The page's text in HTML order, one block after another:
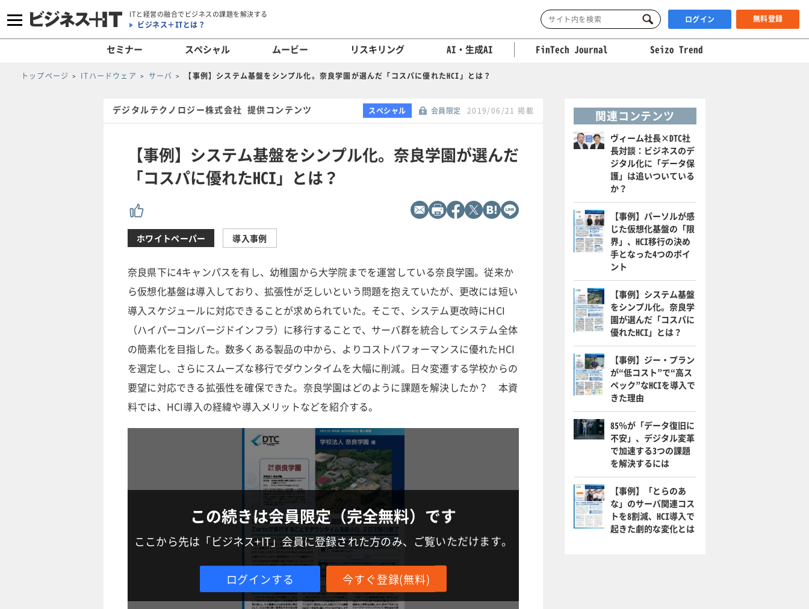
ITと経営の融合でビジネスの課題を解決する
ビジネス＋ITとは？ ログイン 無料登録
セミナー スペシャル ムービー リスキリング AI・生成AI FinTech Journal Seizo Trend
トップページ ITハードウェア サーバ 【事例】システム基盤をシンプル化。奈良学園が選んだ「コスパに優れたHCI」とは？
デジタルテクノロジー株式会社 提供コンテンツ スペシャル 会員限定 2019/06/21 掲載
【事例】システム基盤をシンプル化。奈良学園が選んだ
「コスパに優れたHCI」とは？
ホワイトペーパー 導入事例
奈良県下に4キャンパスを有し、幼稚園から大学院までを運営している奈良学園。従来か
ら仮想化基盤は導入しており、拡張性が乏しいという問題を抱えていたが、更改には短い
導入スケジュールに対応できることが求められていた。そこで、システム更改時にHCI
（ハイパーコンバージドインフラ）に移行することで、サーバ群を統合してシステム全体
の簡素化を目指した。数多くある製品の中から、よりコストパフォーマンスに優れたHCI
を選定し、さらにスムーズな移行でダウンタイムを大幅に削減。日々変遷する学校からの
要望に対応できる拡張性を確保できた。奈良学園はどのように課題を解決したか？ 本資
料では、HCI導入の経緯や導入メリットなどを紹介する。
この続きは会員限定（完全無料）です
ここから先は「ビジネス+IT」会員に登録された方のみ、ご覧いただけます。
ログインする 今すぐ登録(無料)
関連コンテンツ
ヴィーム社長×DTC社
長対談：ビジネスのデ
ジタル化に「データ保
護」は追いついている
か？
【事例】パーソルが感
じた仮想化基盤の「限
界」、HCI移行の決め
手となった4つのポイ
ント
【事例】システム基盤
をシンプル化。奈良学
園が選んだ「コスパに
優れたHCI」とは？
【事例】ジー・プラン
が“低コスト”で“高ス
ペック”なHCIを導入で
きた理由
85％が「データ復旧に
不安」、デジタル変革
で加速する3つの課題
を解決するには
【事例】「とらのあ
な」のサーバ関連コス
トを8割減、HCI導入で
起きた劇的な変化とは